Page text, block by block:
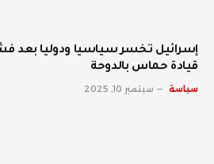
إسرائيل تخسر سياسيا ودوليا بعد
قيادة حماس بالدوحة
سياسة سبتمبر 10, 2025